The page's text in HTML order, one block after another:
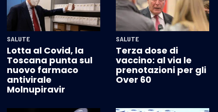
SALUTE
Lotta al Covid, la
Toscana punta sul
nuovo farmaco
antivirale
Molnupiravir
SALUTE
Terza dose di
vaccino: al via le
prenotazioni per gli
Over 60